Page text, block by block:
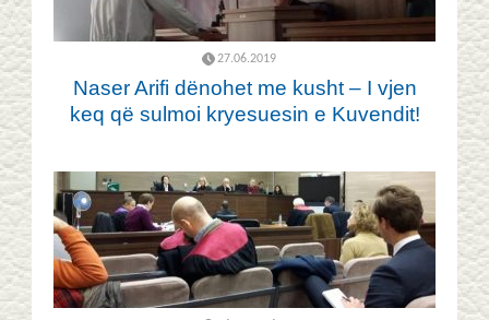
27.06.2019
Naser Arifi dënohet me kusht – I vjen
keq që sulmoi kryesuesin e Kuvendit!